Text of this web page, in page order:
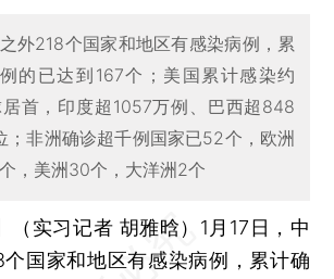
外218个国家和地区有感染病例，累
的已达到167个；美国累计感染约
首，印度超1057万例、巴西超848
；非洲确诊超千例国家已52个，欧洲
，美洲30个，大洋洲2个
（实习记者 胡雅晗） 1月17日，中
个国家和地区有感染病例，累计确